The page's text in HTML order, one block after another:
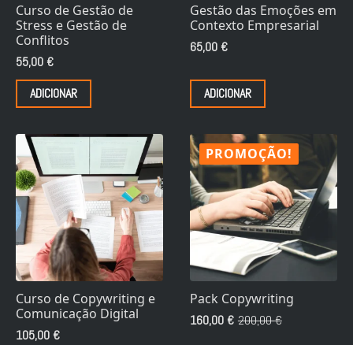
Curso de Gestão de
Stress e Gestão de
Conflitos
55,00 €
ADICIONAR
Gestão das Emoções em
Contexto Empresarial
65,00 €
ADICIONAR
Curso de Copywriting e
Comunicação Digital
105,00 €
PROMOÇÃO!
Pack Copywriting
200,00€
O
160,00 €
O